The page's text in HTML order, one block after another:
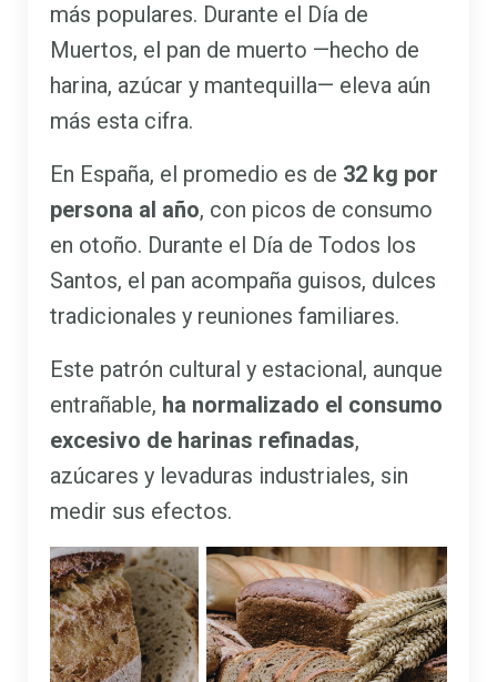
más populares. Durante el Día de
Muertos, el pan de muerto —hecho de
harina, azúcar y mantequilla— eleva aún
más esta cifra.
En España, el promedio es de 32 kg por
persona al año, con picos de consumo
en otoño. Durante el Día de Todos los
Santos, el pan acompaña guisos, dulces
tradicionales y reuniones familiares.
Este patrón cultural y estacional, aunque
entrañable, ha normalizado el consumo
excesivo de harinas refinadas,
azúcares y levaduras industriales, sin
medir sus efectos.